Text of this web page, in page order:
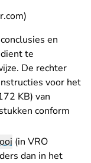
en
te
De rechter
voor het
KB) van
conform
(in VRO
dan in het